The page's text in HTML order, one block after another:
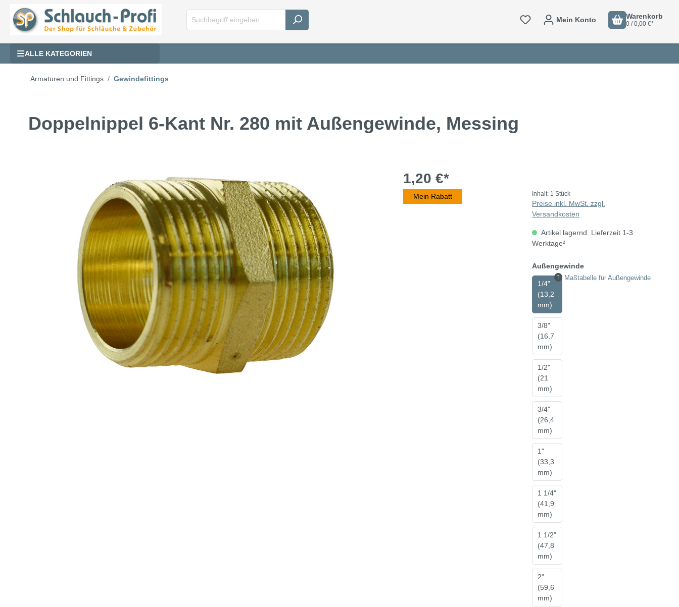
Mein Konto Warenkorb
0 / 0,00 €*
ALLE KATEGORIEN
Armaturen und Fittings Gewindefittings
Doppelnippel 6-Kant Nr. 280 mit Außengewinde, Messing
1,20 €*
Mein Rabatt Inhalt: 1 Stück
Preise inkl. MwSt. zzgl.
Versandkosten
Artikel lagernd. Lieferzeit 1-3
Werktage²
Außengewinde
Maßtabelle für Außengewinde
1/4"
(13,2
mm)
3/8"
(16,7
mm)
1/2"
(21
mm)
3/4"
(26,4
mm)
1"
(33,3
mm)
1 1/4"
(41,9
mm)
1 1/2"
(47,8
mm)
2"
(59,6
mm)